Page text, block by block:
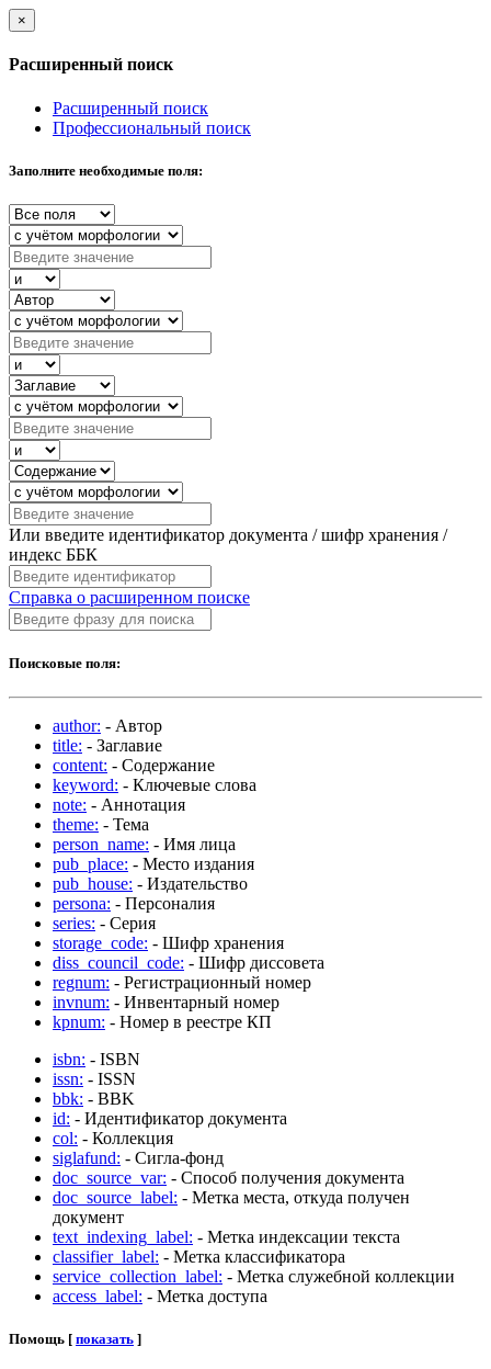
×
Расширенный поиск
Расширенный поиск
Профессиональный поиск
Заполните необходимые поля:
Или введите идентификатор документа / шифр хранения /
индекс ББК
Справка о расширенном поиске
Поисковые поля:
author: - Автор
title: - Заглавие
content: - Содержание
keyword: - Ключевые слова
note: - Аннотация
theme: - Тема
person_name: - Имя лица
pub_place: - Место издания
pub_house: - Издательство
persona: - Персоналия
series: - Серия
storage_code: - Шифр хранения
diss_council_code: - Шифр диссовета
regnum: - Регистрационный номер
invnum: - Инвентарный номер
kpnum: - Номер в реестре КП
isbn: - ISBN
issn: - ISSN
bbk: - BBK
id: - Идентификатор документа
col: - Коллекция
siglafund: - Сигла-фонд
doc_source_var: - Способ получения документа
doc_source_label: - Метка места, откуда получен
документ
text_indexing_label: - Метка индексации текста
classifier_label: - Метка классификатора
service_collection_label: - Метка служебной коллекции
access_label: - Метка доступа
Помощь [ показать ]